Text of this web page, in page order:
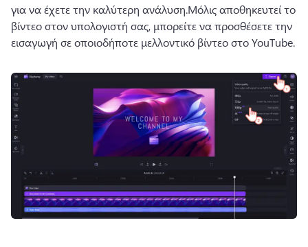
για να έχετε την καλύτερη ανάλυση.Μόλις αποθηκευτεί το
βίντεο στον υπολογιστή σας, μπορείτε να προσθέσετε την